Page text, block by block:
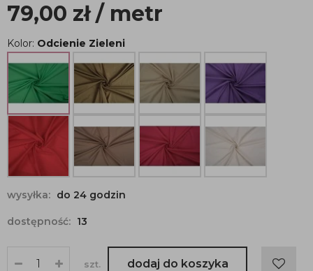
79,00 zł/ metr
Kolor: Odcienie Zieleni
wysyłka: do 24 godzin
dostępność: 13
szt. dodaj do koszyka